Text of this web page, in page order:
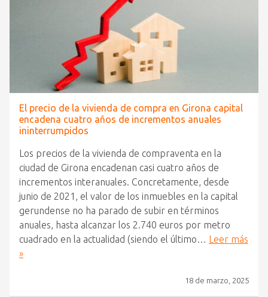
El precio de la vivienda de compra en Girona capital
encadena cuatro años de incrementos anuales
ininterrumpidos
Los precios de la vivienda de compraventa en la
ciudad de Girona encadenan casi cuatro años de
incrementos interanuales. Concretamente, desde
junio de 2021, el valor de los inmuebles en la capital
gerundense no ha parado de subir en términos
anuales, hasta alcanzar los 2.740 euros por metro
cuadrado en la actualidad (siendo el último… Leer más
»
18 de marzo, 2025